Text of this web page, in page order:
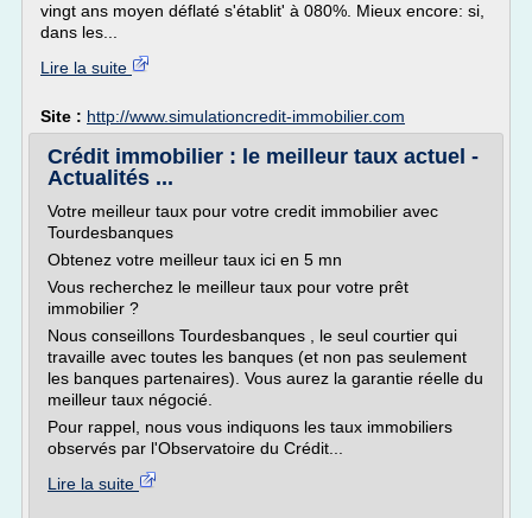
vingt ans moyen déflaté s'établit' à 080%. Mieux encore: si,
dans les...
Lire la suite
Site : http://www.simulationcredit-immobilier.com
Crédit immobilier : le meilleur taux actuel -
Actualités ...
Votre meilleur taux pour votre credit immobilier avec
Tourdesbanques
Obtenez votre meilleur taux ici en 5 mn
Vous recherchez le meilleur taux pour votre prêt
immobilier ?
Nous conseillons Tourdesbanques , le seul courtier qui
travaille avec toutes les banques (et non pas seulement
les banques partenaires). Vous aurez la garantie réelle du
meilleur taux négocié.
Pour rappel, nous vous indiquons les taux immobiliers
observés par l'Observatoire du Crédit...
Lire la suite